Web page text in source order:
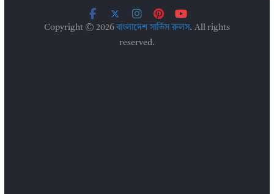
Copyright © 2026বাংলাদেশ সার্ভিস রুলস. All rights
reserved.